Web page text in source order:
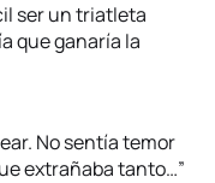
ser un triatleta
que ganaría la
No sentía temor
extrañaba tanto…”